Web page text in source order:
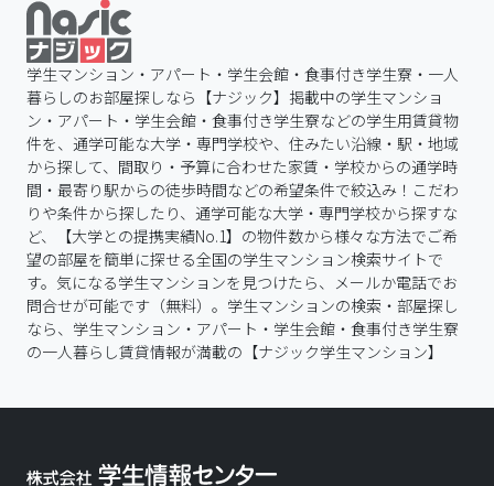
学生マンション・アパート・学生会館・食事付き学生寮・一人
暮らしのお部屋探しなら【ナジック】掲載中の学生マンショ
ン・アパート・学生会館・食事付き学生寮などの学生用賃貸物
件を、通学可能な大学・専門学校や、住みたい沿線・駅・地域
から探して、間取り・予算に合わせた家賃・学校からの通学時
間・最寄り駅からの徒歩時間などの希望条件で絞込み！こだわ
りや条件から探したり、通学可能な大学・専門学校から探すな
ど、【大学との提携実績No.1】の物件数から様々な方法でご希
望の部屋を簡単に探せる全国の学生マンション検索サイトで
す。気になる学生マンションを見つけたら、メールか電話でお
問合せが可能です（無料）。学生マンションの検索・部屋探し
なら、学生マンション・アパート・学生会館・食事付き学生寮
の一人暮らし賃貸情報が満載の【ナジック学生マンション】